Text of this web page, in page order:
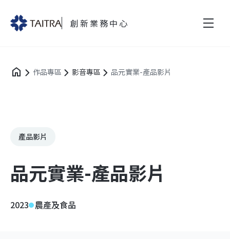
創新業務中心
作品專區 影音專區 品元實業-產品影片
產品影片
品元實業-產品影片
2023 農產及食品